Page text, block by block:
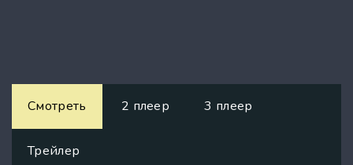
Смотреть 2 плеер 3 плеер
Трейлер